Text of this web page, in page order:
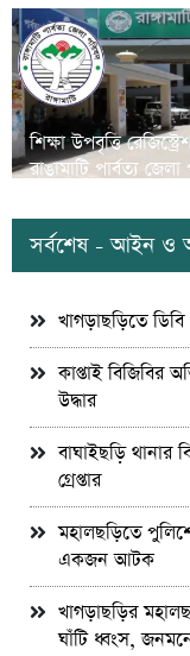
শিক্ষা উপবৃত্তি
রাঙামাটি পার্বত্য
সর্বশেষ - আইন ও
খাগড়াছড়িতে
কাপ্তাই বিজিবির
উদ্ধার
বাঘাইছড়ি
গ্রেপ্তার
মহালছড়িতে
একজন আটক
খাগড়াছড়ির
ঘাঁটি ধ্বংস, জনমনে